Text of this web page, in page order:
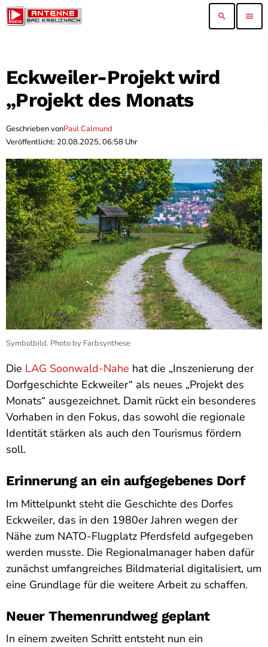
search menu
Eckweiler-Projekt wird
„Projekt des Monats
Geschrieben vonPaul Calmund
Veröffentlicht: 20.08.2025, 06:58 Uhr
Symbolbild. Photo by Farbsynthese
Die LAG Soonwald-Nahe hat die „Inszenierung der
Dorfgeschichte Eckweiler“ als neues „Projekt des
Monats“ ausgezeichnet. Damit rückt ein besonderes
Vorhaben in den Fokus, das sowohl die regionale
Identität stärken als auch den Tourismus fördern
soll.
Erinnerung an ein aufgegebenes Dorf
Im Mittelpunkt steht die Geschichte des Dorfes
Eckweiler, das in den 1980er Jahren wegen der
Nähe zum NATO-Flugplatz Pferdsfeld aufgegeben
werden musste. Die Regionalmanager haben dafür
zunächst umfangreiches Bildmaterial digitalisiert, um
eine Grundlage für die weitere Arbeit zu schaffen.
Neuer Themenrundweg geplant
In einem zweiten Schritt entsteht nun ein